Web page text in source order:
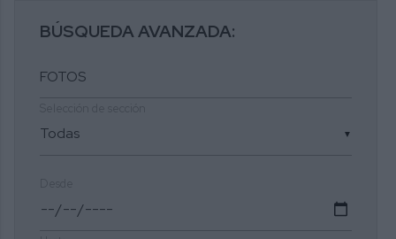
BÚSQUEDA AVANZADA:
▼